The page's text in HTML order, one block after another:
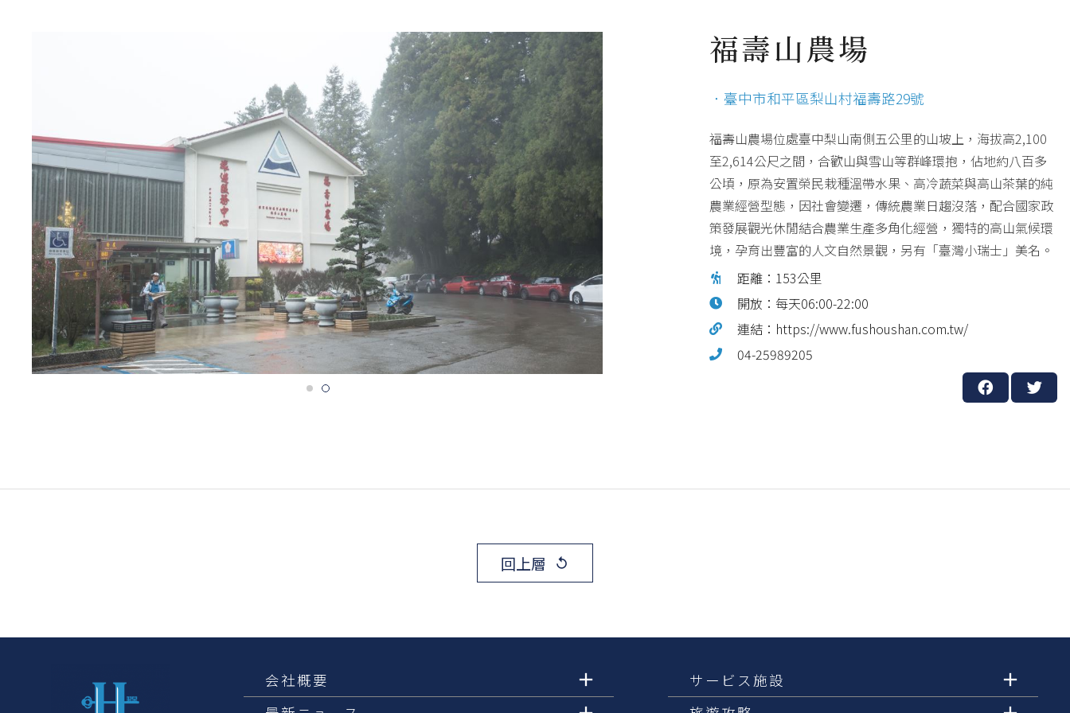
福壽山農場
．臺中市和平區梨山村福壽路29號
福壽山農場位處臺中梨山南側五公里的山坡上，海拔高2,100
至2,614公尺之間，合歡山與雪山等群峰環抱，佔地約八百多
公頃，原為安置榮民栽種溫帶水果、高冷蔬菜與高山茶葉的純
農業經營型態，因社會變遷，傳統農業日趨沒落，配合國家政
策發展觀光休閒結合農業生產多角化經營，獨特的高山氣候環
境，孕育出豐富的人文自然景觀，另有「臺灣小瑞士」美名。
距離：153公里
開放：每天06:00-22:00
連結：https://www.fushoushan.com.tw/
04-25989205
回上層 replay
会社概要
サービス施設